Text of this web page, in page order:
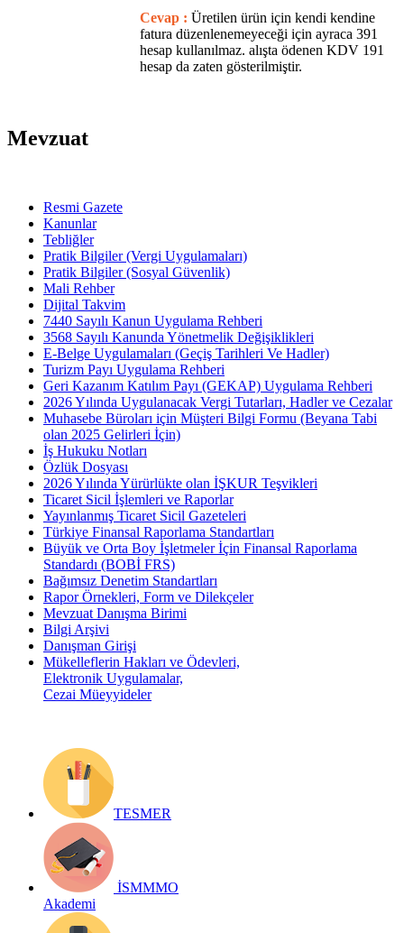
Cevap : Üretilen ürün için kendi kendine
fatura düzenlenemeyeceği için ayraca 391
hesap kullanılmaz. alışta ödenen KDV 191
hesap da zaten gösterilmiştir.
Mevzuat
Resmi Gazete
Kanunlar
Tebliğler
Pratik Bilgiler (Vergi Uygulamaları)
Pratik Bilgiler (Sosyal Güvenlik)
Mali Rehber
Dijital Takvim
7440 Sayılı Kanun Uygulama Rehberi
3568 Sayılı Kanunda Yönetmelik Değişiklikleri
E-Belge Uygulamaları (Geçiş Tarihleri Ve Hadler)
Turizm Payı Uygulama Rehberi
Geri Kazanım Katılım Payı (GEKAP) Uygulama Rehberi
2026 Yılında Uygulanacak Vergi Tutarları, Hadler ve Cezalar
Muhasebe Büroları için Müşteri Bilgi Formu (Beyana Tabi
olan 2025 Gelirleri İçin)
İş Hukuku Notları
Özlük Dosyası
2026 Yılında Yürürlükte olan İŞKUR Teşvikleri
Ticaret Sicil İşlemleri ve Raporlar
Yayınlanmış Ticaret Sicil Gazeteleri
Türkiye Finansal Raporlama Standartları
Büyük ve Orta Boy İşletmeler İçin Finansal Raporlama
Standardı (BOBİ FRS)
Bağımsız Denetim Standartları
Rapor Örnekleri, Form ve Dilekçeler
Mevzuat Danışma Birimi
Bilgi Arşivi
Danışman Girişi
Mükelleflerin Hakları ve Ödevleri,
Elektronik Uygulamalar,
Cezai Müeyyideler
TESMER
İSMMMO
Akademi